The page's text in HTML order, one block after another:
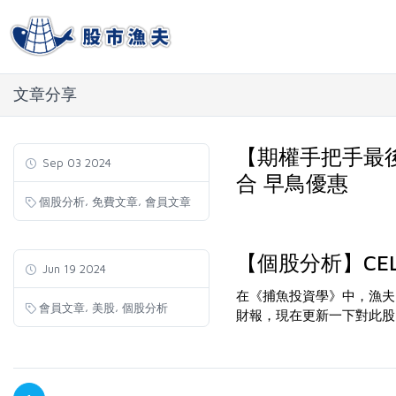
文章分享
Sep 03 2024
個股分析, 免費文章, 會員文章
【期權手把手
合 早鳥優惠
Jun 19 2024
會員文章, 美股, 個股分析
【個股分析】
在《捕魚投資學》中，漁
財報，現在更新一下對此